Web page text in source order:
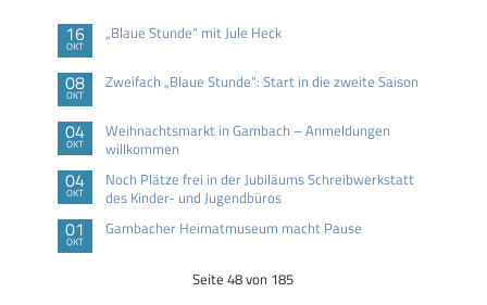
16
OKT
„Blaue Stunde“ mit Jule Heck
08
OKT
Zweifach „Blaue Stunde“: Start in die zweite Saison
04
OKT
Weihnachtsmarkt in Gambach – Anmeldungen
willkommen
04
OKT
Noch Plätze frei in der Jubiläums Schreibwerkstatt
des Kinder- und Jugendbüros
01
OKT
Gambacher Heimatmuseum macht Pause
Seite 48 von 185